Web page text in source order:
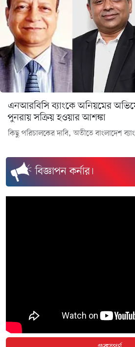
বিটিভিকে কাদের হাতে তুলে
বিজ্ঞাপন কর্নার।